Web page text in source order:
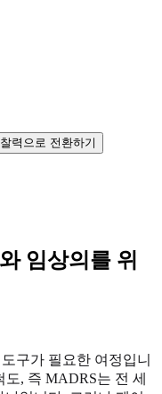
력으로 전환하기
임상의를 위
구가 필요한 여정입니
도, 즉 MADRS는 전 세